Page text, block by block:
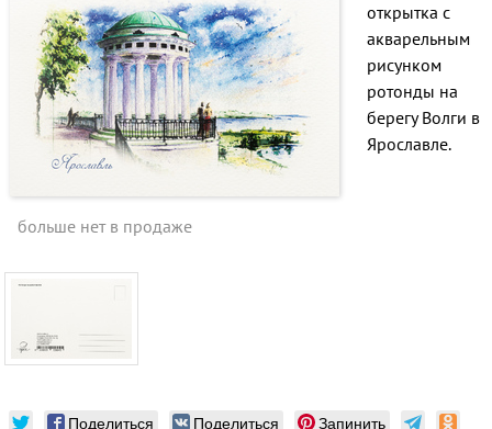
открытка с
акварельным
рисунком
ротонды на
берегу Волги в
Ярославле.
больше нет в продаже
Поделиться Поделиться Запинить